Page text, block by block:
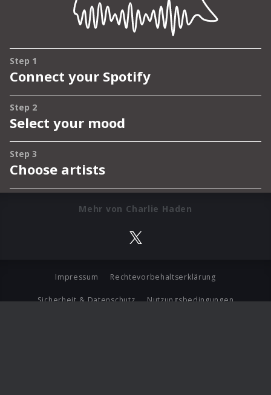
Mehr von Charlie Haden
Impressum Rechtevorbehaltserklärung
Sicherheit & Datenschutz Nutzungsbedingungen